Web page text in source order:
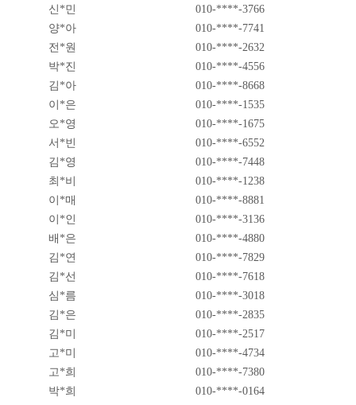
신*민
010-****-3766
양*아
010-****-7741
전*원
010-****-2632
박*진
010-****-4556
김*아
010-****-8668
이*은
010-****-1535
오*영
010-****-1675
서*빈
010-****-6552
김*영
010-****-7448
최*비
010-****-1238
이*매
010-****-8881
이*인
010-****-3136
배*은
010-****-4880
김*연
010-****-7829
김*선
010-****-7618
심*름
010-****-3018
김*은
010-****-2835
김*미
010-****-2517
고*미
010-****-4734
고*희
010-****-7380
박*희
010-****-0164